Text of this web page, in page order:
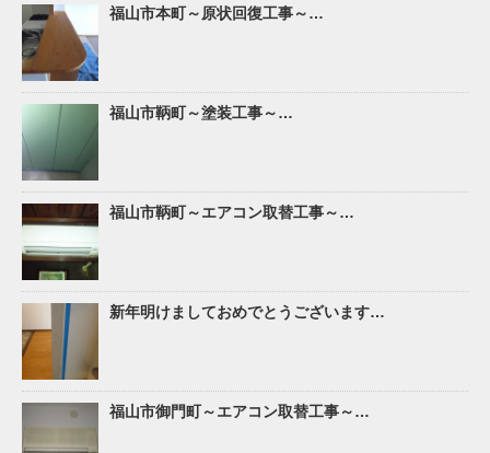
福山市本町～原状回復工事～…
福山市鞆町～塗装工事～…
福山市鞆町～エアコン取替工事～…
新年明けましておめでとうございます…
福山市御門町～エアコン取替工事～…